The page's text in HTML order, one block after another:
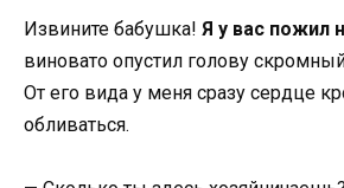
Извините бабушка! Я у вас пожил
виновато опустил голову
От его вида у меня сразу сердце
обливаться.